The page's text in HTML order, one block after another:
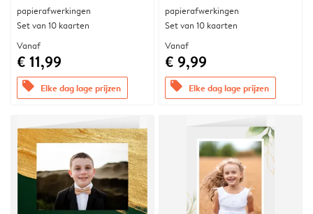
papierafwerkingen
Set van 10 kaarten
Vanaf
€ 11,99
offers Elke dag lage prijzen
papierafwerkingen
Set van 10 kaarten
Vanaf
€ 9,99
offers Elke dag lage prijzen